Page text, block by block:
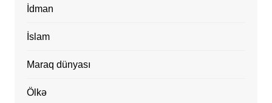
İdman
İslam
Maraq dünyası
Ölkə